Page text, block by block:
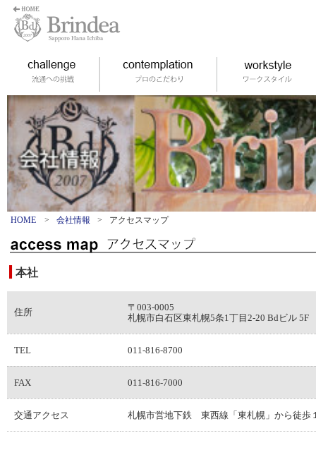
HOME > 会社情報 > アクセスマップ
本社
住所
〒003-0005
札幌市白石区東札幌5条1丁目2-20 Bdビル 5F
TEL 011-816-8700
FAX 011-816-7000
交通アクセス 札幌市営地下鉄 東西線「東札幌」から徒歩